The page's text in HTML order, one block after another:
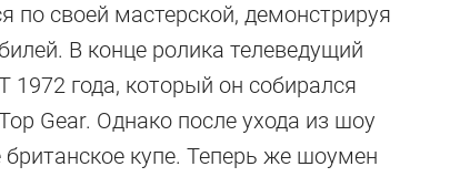
по своей мастерской, демонстрируя
В конце ролика телеведущий
1972 года, который он собирался
Gear. Однако после ухода из шоу
купе. Теперь же шоумен